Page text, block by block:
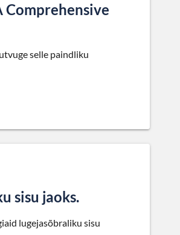
Comprehensive
selle paindliku
sisu jaoks.
lugejasõbraliku sisu